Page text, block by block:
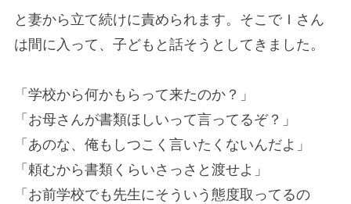
と妻から立て続けに責められます。そこでＩさん
は間に入って、子どもと話そうとしてきました。
「学校から何かもらって来たのか？」
「お母さんが書類ほしいって言ってるぞ？」
「あのな、俺もしつこく言いたくないんだよ」
「頼むから書類くらいさっさと渡せよ」
「お前学校でも先生にそういう態度取ってるの